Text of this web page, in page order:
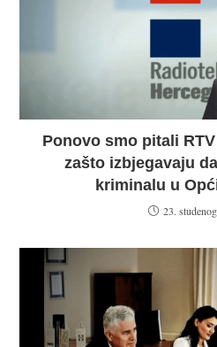
Ponovo smo pitali RTV
zašto izbjegavaju
kriminalu u
23.